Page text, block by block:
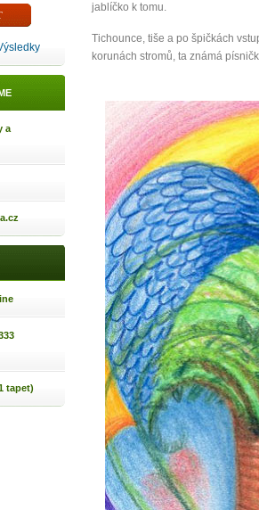
... všechny
Máte pocit, že jste unaveni
Jak mít více energie
Jak vnést do života
Jak být šťastnější
a
tapet)
jablíčko k tomu.
Tichounce, tiše a po špičkách
korunách stromů, ta známá